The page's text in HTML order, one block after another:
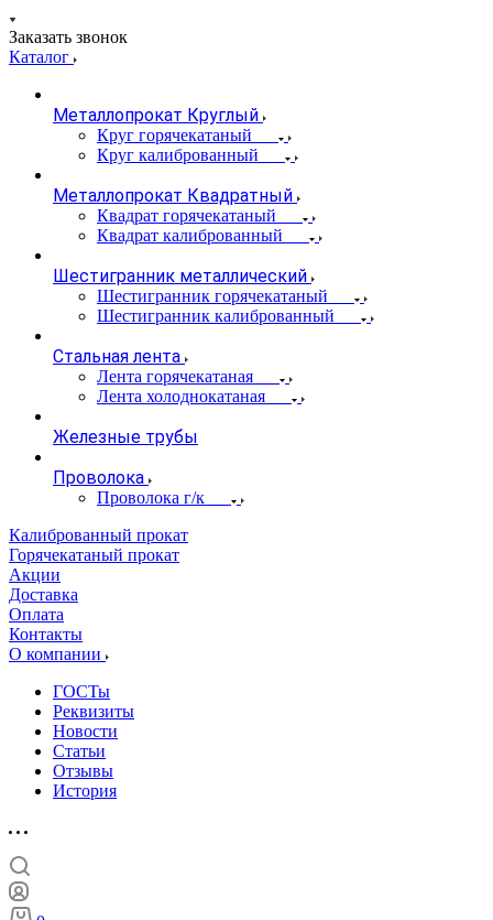
Заказать звонок
Каталог
Металлопрокат Круглый
Круг горячекатаный
Круг калиброванный
Металлопрокат Квадратный
Квадрат горячекатаный
Квадрат калиброванный
Шестигранник металлический
Шестигранник горячекатаный
Шестигранник калиброванный
Стальная лента
Лента горячекатаная
Лента холоднокатаная
Железные трубы
Проволока
Проволока г/к
Калиброванный прокат
Горячекатаный прокат
Акции
Доставка
Оплата
Контакты
О компании
ГОСТы
Реквизиты
Новости
Статьи
Отзывы
История